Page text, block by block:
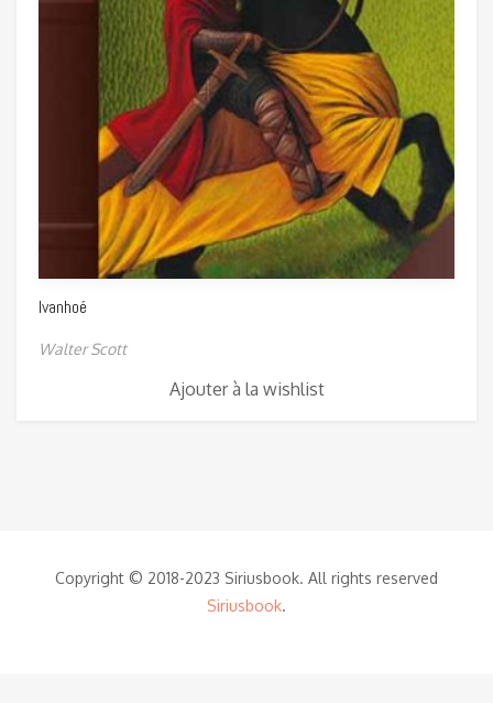
Ivanhoé
Walter Scott
Ajouter à la wishlist
Copyright © 2018-2023 Siriusbook. All rights reserved
Siriusbook.